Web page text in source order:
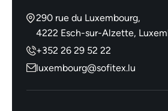
290 rue du Luxembourg,
4222 Esch-sur-Alzette,
+352 26 29 52 22
luxembourg@sofitex.lu